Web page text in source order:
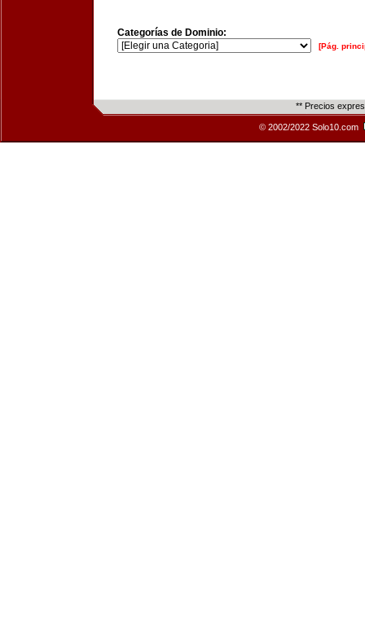
Categorías de Dominio:
[Pág.
** Precios
© 2002/2022 Solo10.com